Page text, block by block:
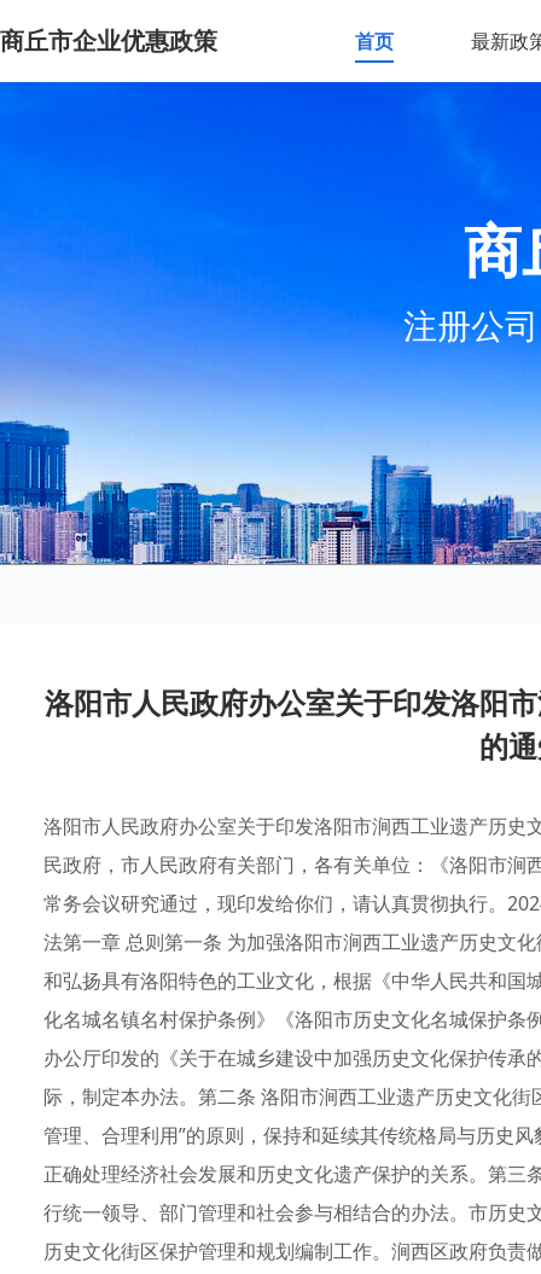
商丘市企业优惠政策 首页 最新政
商
注册公
洛阳市人民政府办公室关于印发洛阳
的
洛阳市人民政府办公室关于印发洛阳市涧西工业遗产历
民政府，市人民政府有关部门，各有关单位：《洛阳市
常务会议研究通过，现印发给你们，请认真贯彻执行。
法第一章 总则第一条 为加强洛阳市涧西工业遗产历史文
和弘扬具有洛阳特色的工业文化，根据《中华人民共和
化名城名镇名村保护条例》《洛阳市历史文化名城保护
办公厅印发的《关于在城乡建设中加强历史文化保护传
际，制定本办法。第二条 洛阳市涧西工业遗产历史文化
管理、合理利用”的原则，保持和延续其传统格局与历史
正确处理经济社会发展和历史文化遗产保护的关系。第
行统一领导、部门管理和社会参与相结合的办法。市历
历史文化街区保护管理和规划编制工作。涧西区政府负